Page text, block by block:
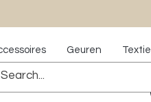
Geuren Textiel